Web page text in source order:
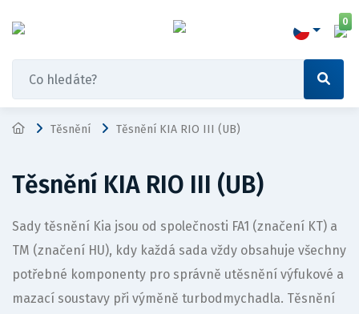
0
Těsnění Těsnění KIA RIO III (UB)
Těsnění KIA RIO III (UB)
Sady těsnění Kia jsou od společnosti FA1 (značení KT) a
TM (značení HU), kdy každá sada vždy obsahuje všechny
potřebné komponenty pro správně utěsnění výfukové a
mazací soustavy při výměně turbodmychadla. Těsnění